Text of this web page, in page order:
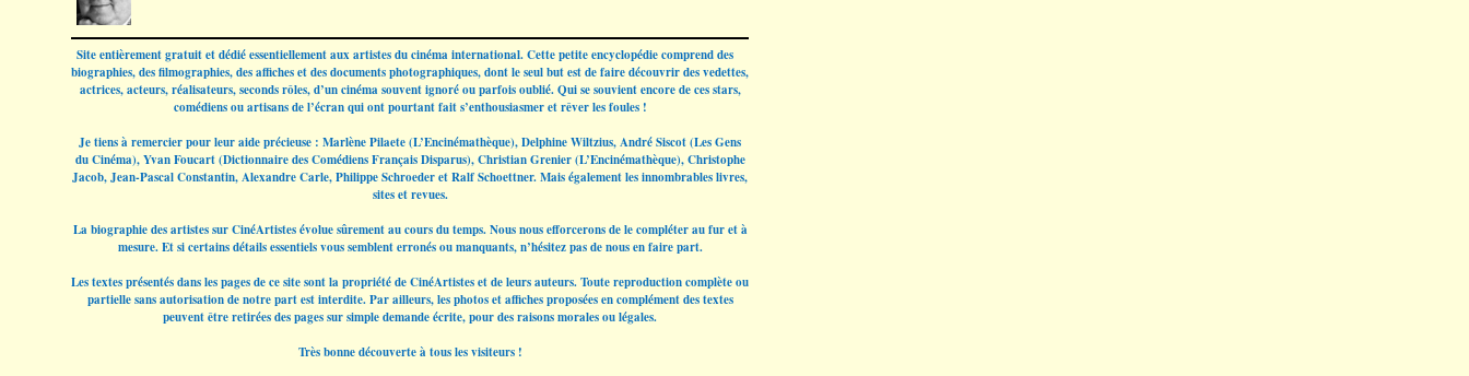
Site entièrement gratuit et dédié essentiellement aux artistes du cinéma international. Cette petite encyclopédie comprend des
biographies, des filmographies, des affiches et des documents photographiques, dont le seul but est de faire découvrir des vedettes,
actrices, acteurs, réalisateurs, seconds rôles, d’un cinéma souvent ignoré ou parfois oublié. Qui se souvient encore de ces stars,
comédiens ou artisans de l’écran qui ont pourtant fait s’enthousiasmer et rêver les foules !
Je tiens à remercier pour leur aide précieuse : Marlène Pilaete (L’Encinémathèque), Delphine Wiltzius, André Siscot (Les Gens
du Cinéma), Yvan Foucart (Dictionnaire des Comédiens Français Disparus), Christian Grenier (L’Encinémathèque), Christophe
Jacob, Jean-Pascal Constantin, Alexandre Carle, Philippe Schroeder et Ralf Schoettner. Mais également les innombrables livres,
sites et revues.
La biographie des artistes sur CinéArtistes évolue sûrement au cours du temps. Nous nous efforcerons de le compléter au fur et à
mesure. Et si certains détails essentiels vous semblent erronés ou manquants, n’hésitez pas de nous en faire part.
Les textes présentés dans les pages de ce site sont la propriété de CinéArtistes et de leurs auteurs. Toute reproduction complète ou
partielle sans autorisation de notre part est interdite. Par ailleurs, les photos et affiches proposées en complément des textes
peuvent être retirées des pages sur simple demande écrite, pour des raisons morales ou légales.
Très bonne découverte à tous les visiteurs !